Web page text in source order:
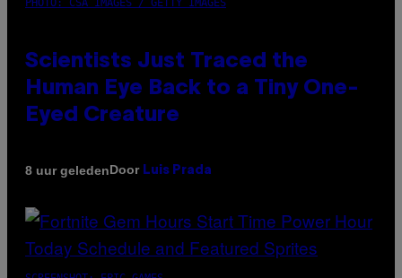
PHOTO: CSA IMAGES / GETTY IMAGES
Scientists Just Traced the
Human Eye Back to a Tiny One-
Eyed Creature
8 uur geledenDoor Luis Prada